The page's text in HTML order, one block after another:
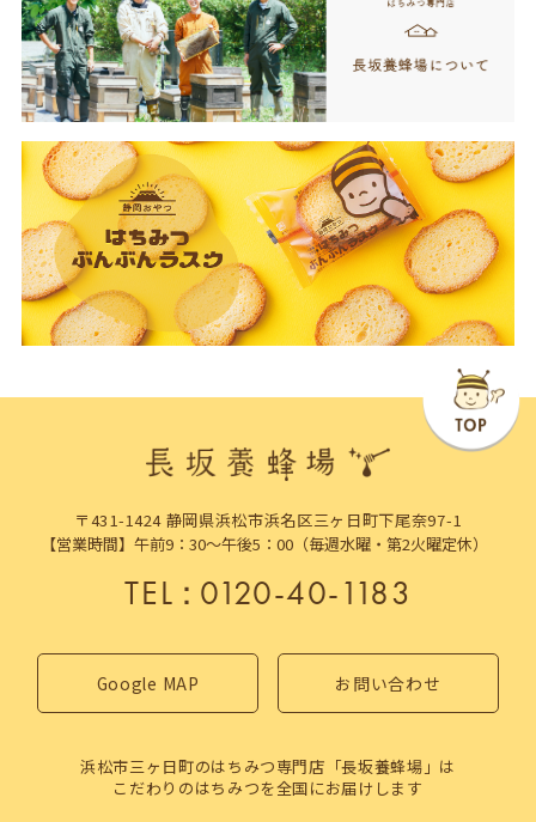
〒431-1424 静岡県浜松市浜名区三ヶ日町下尾奈97-1
【営業時間】午前9：30～午後5：00（毎週水曜・第2火曜定休）
TEL：0120-40-1183
Google MAP お問い合わせ
浜松市三ヶ日町のはちみつ専門店「長坂養蜂場」は
こだわりのはちみつを全国にお届けします